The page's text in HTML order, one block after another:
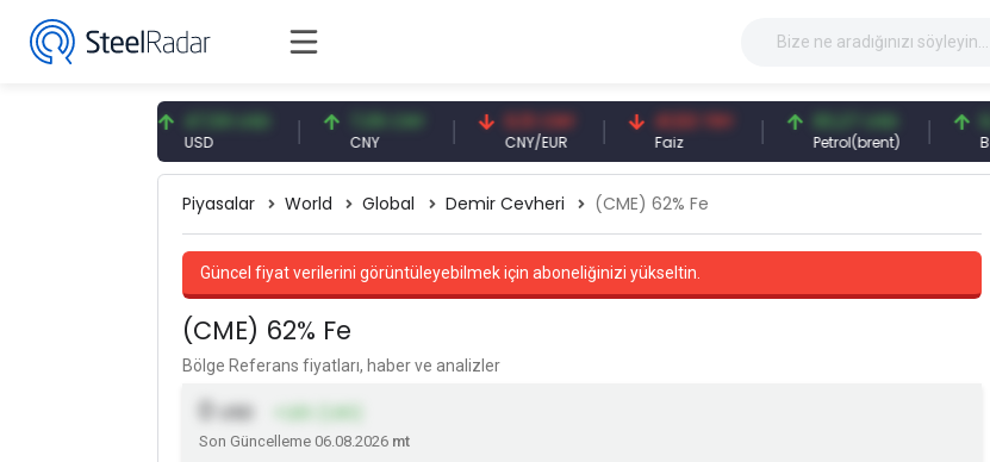
47,59 USD 7,09 CNY
CNY
0,13 CNY
CNY/EUR
41,53 TRY
Faiz
83,27 USD
Petrol(brent)
6,74 USD
Bakır(lb)
Piyasalar World Global Demir Cevheri (CME) 62% Fe
Güncel fiyat verilerini görüntüleyebilmek için aboneliğinizi yükseltin.
(CME) 62% Fe
Bölge Referans fiyatları, haber ve analizler
0 USD
Son Güncelleme 06.08.2026 mt